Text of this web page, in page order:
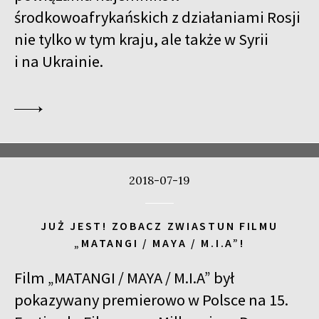
GURRUMUL
15:15
Iluzjon, sala Mała Czarna
DUCHY PRZESZŁOŚCI
KUP BILET
DLA AHKEEMA
16:00
Luna, sala B
JUTRO ALBO POJUTRZE
SPOTKANIE PO FILMIE
KUP BILET
KUP BILET
16:45
Kinoteka, sala 2
CZAS HITLERA. CZĘŚĆ 3.
SPOTKANIE PO FILMIE
KUP BILET
środkowoafrykańskich z działaniami Rosji
nie tylko w tym kraju, ale także w Syrii
i na Ukrainie.
2018-07-19
JUŻ JEST! ZOBACZ ZWIASTUN FILMU
„MATANGI / MAYA / M.I.A”!
Film „MATANGI / MAYA / M.I.A” był
pokazywany premierowo w Polsce na 15.